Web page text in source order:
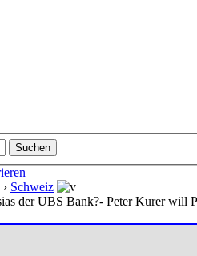
› Schweiz
der UBS Bank?- Peter Kurer will